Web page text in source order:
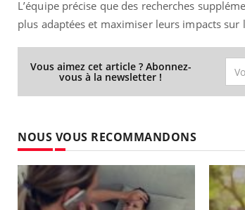
L’équipe précise que des recherches
plus adaptées et maximiser leurs impacts sur
Vous aimez cet article ? Abonnez-
vous à la newsletter !
NOUS VOUS RECOMMANDONS